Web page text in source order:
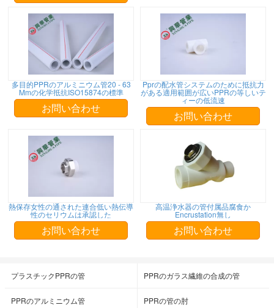
多目的PPRのアルミニウム管20 - 63
Mmの化学抵抗ISO15874の標準
お問い合わせ
Pprの配水管システムのために抵抗力
がある適用範囲が広いPPRの等しいテ
ィーの低流速
お問い合わせ
熱保存女性の通された連合低い熱伝導
性のセリウムは承認した
お問い合わせ
高温浄水器の管付属品腐食か
Encrustation無し
お問い合わせ
プラスチックPPRの管 PPRのガラス繊維の合成の管
PPRのアルミニウム管 PPRの管の肘